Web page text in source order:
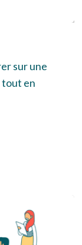
sur une
en